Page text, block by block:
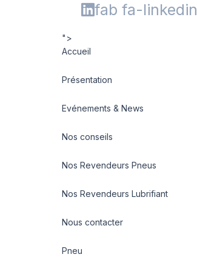
fab fa-linkedin
">
Accueil
Présentation
Evénements & News
Nos conseils
Nos Revendeurs Pneus
Nos Revendeurs Lubrifiant
Nous contacter
Pneu